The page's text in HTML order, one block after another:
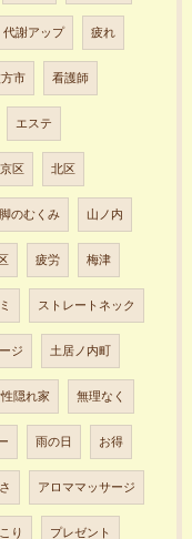
代謝アップ 疲れ
市 看護師
エステ
区 北区
脚のむくみ 山ノ内
疲労 梅津
ストレートネック
ジ 土居ノ内町
隠れ家 無理なく
雨の日 お得
アロママッサージ
り プレゼント